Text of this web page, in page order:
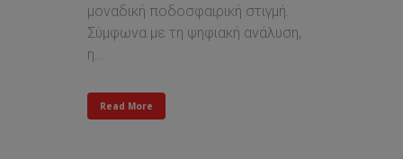
μοναδική ποδοσφαιρική στιγμή.
Σύμφωνα με τη ψηφιακή ανάλυση,
η...
Read More